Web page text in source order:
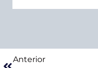
Anterior